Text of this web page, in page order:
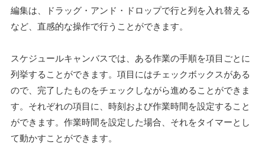
編集は、ドラッグ・アンド・ドロップで行と列を入れ替える
など、直感的な操作で行うことができます。
スケジュールキャンバスでは、ある作業の手順を項目ごとに
列挙することができます。項目にはチェックボックスがある
ので、完了したものをチェックしながら進めることができま
す。それぞれの項目に、時刻および作業時間を設定すること
ができます。作業時間を設定した場合、それをタイマーとし
て動かすことができます。